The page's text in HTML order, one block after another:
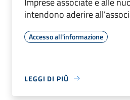
intendono aderire
Accesso all'informazione
LEGGI DI PIÙ